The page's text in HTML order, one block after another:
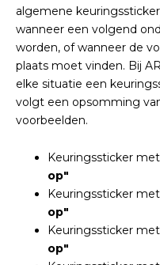
algemene
wanneer een volgend
worden, of wanneer de
plaats moet vinden. Bij
elke situatie een
volgt een opsomming
voorbeelden.
Keuringssticker
op"
Keuringssticker
op"
Keuringssticker
op"